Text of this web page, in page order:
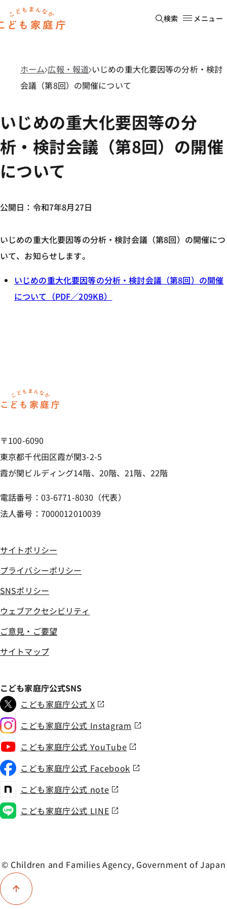
本文へ移動
検索 メニュー
ホーム 広報・報道 いじめの重大化要因等の分析・検討
会議（第8回）の開催について
いじめの重大化要因等の分
析・検討会議（第8回）の開催
について
公開日：令和7年8月27日
いじめの重大化要因等の分析・検討会議（第8回）の開催につ
いて、お知らせします。
いじめの重大化要因等の分析・検討会議（第8回）の開催
について（PDF／209KB）
〒100-6090
東京都千代田区霞が関3-2-5
霞が関ビルディング14階、20階、21階、22階
電話番号：03-6771-8030（代表）
法人番号：7000012010039
サイトポリシー
プライバシーポリシー
SNSポリシー
ウェブアクセシビリティ
ご意見・ご要望
サイトマップ
こども家庭庁公式SNS
こども家庭庁公式 X
こども家庭庁公式 Instagram
こども家庭庁公式 YouTube
こども家庭庁公式 Facebook
こども家庭庁公式 note
こども家庭庁公式 LINE
© Children and Families Agency, Government of Japan